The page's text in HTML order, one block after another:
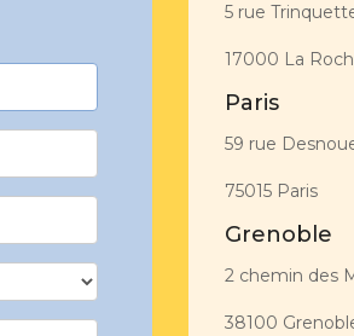
5 rue
17000 La
Paris
59 rue
75015 Paris
Grenoble
2 chemin des
38100